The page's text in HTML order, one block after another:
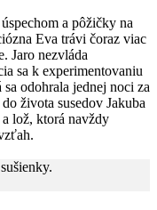
a pôžičky na
Eva trávi čoraz viac
Jaro nezvláda
sa k experimentovaniu
odohrala jednej noci za
života susedov Jakuba
lož, ktorá navždy